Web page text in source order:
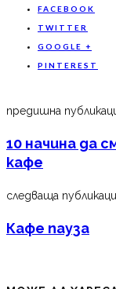
FACEBOOK
TWITTER
GOOGLE +
PINTEREST
предишна
10 начина да
кафе
следваща
Кафе пауза